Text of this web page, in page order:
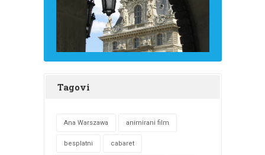
Tagovi
Ana Warszawa animirani film
besplatni cabaret